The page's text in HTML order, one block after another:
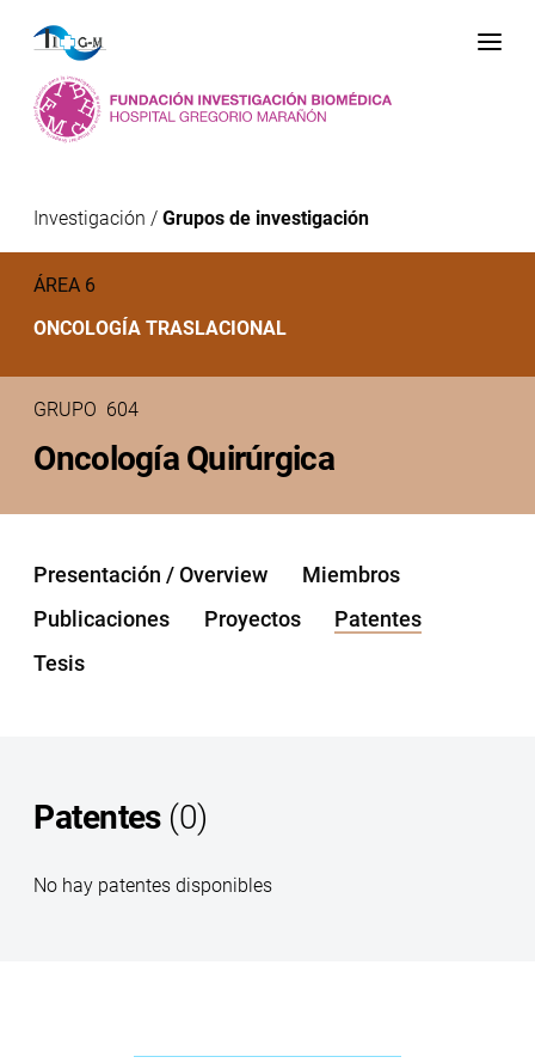
Investigación /Grupos de investigación
ÁREA 6
ONCOLOGÍA TRASLACIONAL
GRUPO 604
Oncología Quirúrgica
Presentación / Overview
Miembros
Publicaciones
Proyectos
Patentes
Tesis
Patentes (0)
No hay patentes disponibles